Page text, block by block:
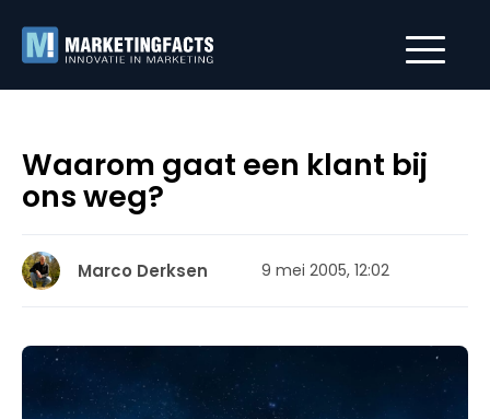
Waarom gaat een klant bij
ons weg?
Marco Derksen 9 mei 2005, 12:02